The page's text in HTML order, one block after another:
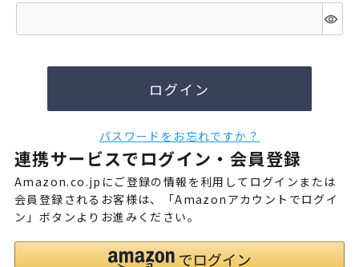
(必
ログイン
パスワードをお忘れですか？
連携サービスでログイン・会員登録
Amazon.co.jpにご登録の情報を利用してログインまたは
会員登録されるお客様は、「Amazonアカウントでログイ
ン」ボタンよりお進みください。